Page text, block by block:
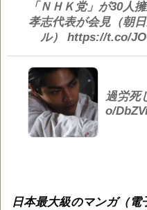
「ＮＨＫ党」が30人
孝志代表が会見（朝
ル） https://t.co/
過労死
o/
日本最大級のマンガ（電